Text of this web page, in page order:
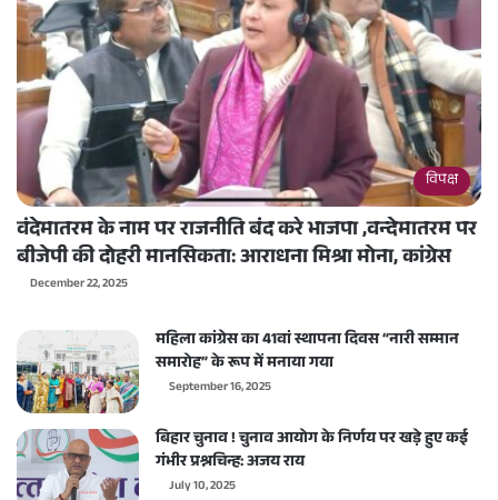
विपक्ष
वंदेमातरम के नाम पर राजनीति बंद करे भाजपा ,वन्देमातरम पर
बीजेपी की दोहरी मानसिकता: आराधना मिश्रा मोना, कांग्रेस
December 22, 2025
महिला कांग्रेस का 41वां स्थापना दिवस “नारी सम्मान
समारोह” के रूप में मनाया गया
September 16, 2025
बिहार चुनाव ! चुनाव आयोग के निर्णय पर खड़े हुए कई
गंभीर प्रश्नचिन्ह: अजय राय
July 10, 2025